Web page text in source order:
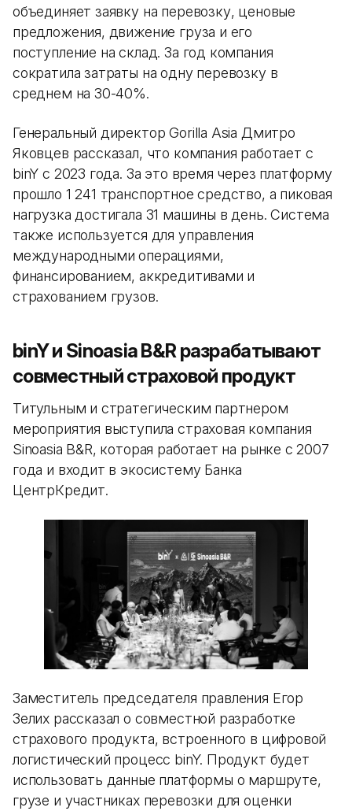
объединяет заявку на перевозку, ценовые
предложения, движение груза и его
поступление на склад. За год компания
сократила затраты на одну перевозку в
среднем на 30-40%.
Генеральный директор Gorilla Asia Дмитро
Яковцев рассказал, что компания работает с
binY с 2023 года. За это время через платформу
прошло 1 241 транспортное средство, а пиковая
нагрузка достигала 31 машины в день. Система
также используется для управления
международными операциями,
финансированием, аккредитивами и
страхованием грузов.
binY и Sinoasia B&R разрабатывают
совместный страховой продукт
Титульным и стратегическим партнером
мероприятия выступила страховая компания
Sinoasia B&R, которая работает на рынке с 2007
года и входит в экосистему Банка
ЦентрКредит.
Заместитель председателя правления Егор
Зелих рассказал о совместной разработке
страхового продукта, встроенного в цифровой
логистический процесс binY. Продукт будет
использовать данные платформы о маршруте,
грузе и участниках перевозки для оценки